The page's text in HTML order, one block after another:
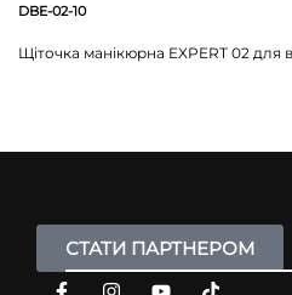
DBE-02-10
Щітoчка манікюрна EXPERT 02 для
СТАТИ ПАРТНЕРОМ